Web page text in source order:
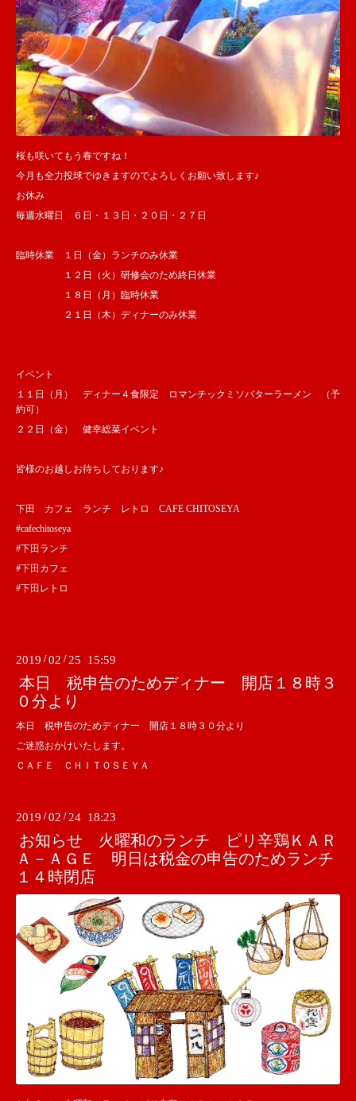
桜も咲いてもう春ですね！
今月も全力投球でゆきますのでよろしくお願い致します♪
お休み
毎週水曜日 ６日・１３日・２０日・２７日
臨時休業 １日（金）ランチのみ休業
１２日（火）研修会のため終日休業
１８日（月）臨時休業
２１日（木）ディナーのみ休業
イベント
１１日（月） ディナー４食限定 ロマンチックミソバターラーメン （予
約可）
２２日（金） 健幸総菜イベント
皆様のお越しお待ちしております♪
下田 カフェ ランチ レトロ CAFE CHITOSEYA
#cafechitoseya
#下田ランチ
#下田カフェ
#下田レトロ
2019 /02 / 25 15:59
本日 税申告のためディナー 開店１８時３
０分より
本日 税申告のためディナー 開店１８時３０分より
ご迷惑おかけいたします。
ＣＡＦＥ ＣＨＩＴＯＳＥＹＡ
2019 /02 / 24 18:23
お知らせ 火曜和のランチ ピリ辛鶏ＫＡＲ
Ａ－ＡＧＥ 明日は税金の申告のためランチ
１４時閉店